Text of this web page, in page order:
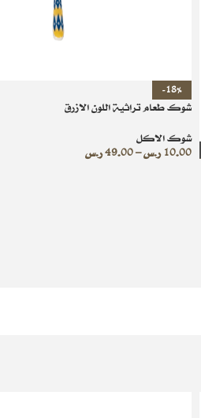
-18%
شوك طعام تراثية اللون الازرق
شوك الاكل
10.00 ر.س–
49.00ر.س